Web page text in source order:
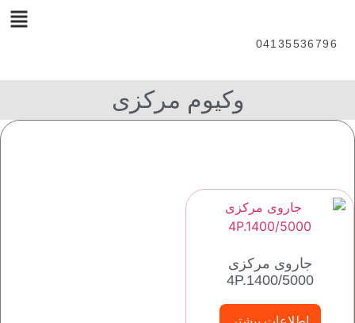
04135536796
وکیوم مرکزی
جاروی مرکزی
4P.1400/5000